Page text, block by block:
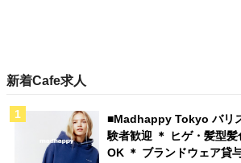
新着Cafe求人
■Madhappy Tokyo バリ
験者歓迎 ＊ ヒゲ・髪型
OK ＊ ブランドウェア貸